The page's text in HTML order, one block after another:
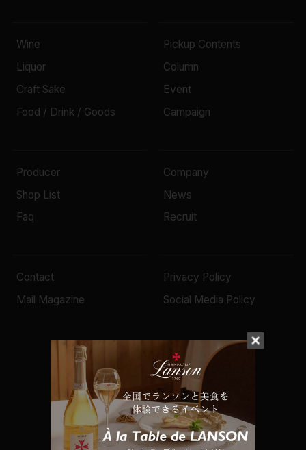
Wine
Liquor
Craft Sake
Food / Drink / Goods
Pickup Contents
Column
Event
Campaign
Producer
Shop List
Faq
Company
News
Recruit
Contact
Mail Magazine
Privacy Policy
Social Media Policy
© 2022 Mottox inc.